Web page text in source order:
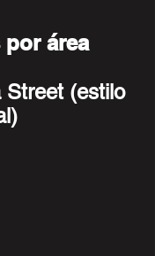
área
Street (estilo